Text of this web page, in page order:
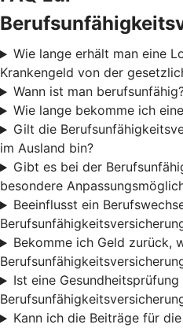
Wie lange erhält man eine
Krankengeld von der
Wann ist man
Wie lange bekomme ich
Gilt die
im Ausland bin?
Gibt es bei der
besondere
Beeinflusst ein
Bekomme ich Geld zurück,
Ist eine
Kann ich die Beiträge für die